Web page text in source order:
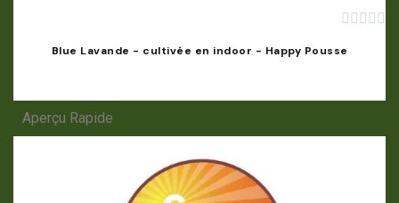
    
Blue Lavande - cultivée en indoor - Happy Pousse
Aperçu Rapide